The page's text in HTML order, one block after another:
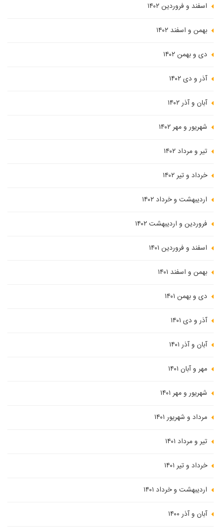
اسفند و فروردین ۱۴۰۲
بهمن و اسفند ۱۴۰۲
دی و بهمن ۱۴۰۲
آذر و دی ۱۴۰۲
آبان و آذر ۱۴۰۲
شهریور و مهر ۱۴۰۲
تیر و مرداد ۱۴۰۲
خرداد و تیر ۱۴۰۲
اردیبهشت و خرداد ۱۴۰۲
فروردین و اردیبهشت ۱۴۰۲
اسفند و فروردین ۱۴۰۱
بهمن و اسفند ۱۴۰۱
دی و بهمن ۱۴۰۱
آذر و دی ۱۴۰۱
آبان و آذر ۱۴۰۱
مهر و آبان ۱۴۰۱
شهریور و مهر ۱۴۰۱
مرداد و شهریور ۱۴۰۱
تیر و مرداد ۱۴۰۱
خرداد و تیر ۱۴۰۱
اردیبهشت و خرداد ۱۴۰۱
آبان و آذر ۱۴۰۰